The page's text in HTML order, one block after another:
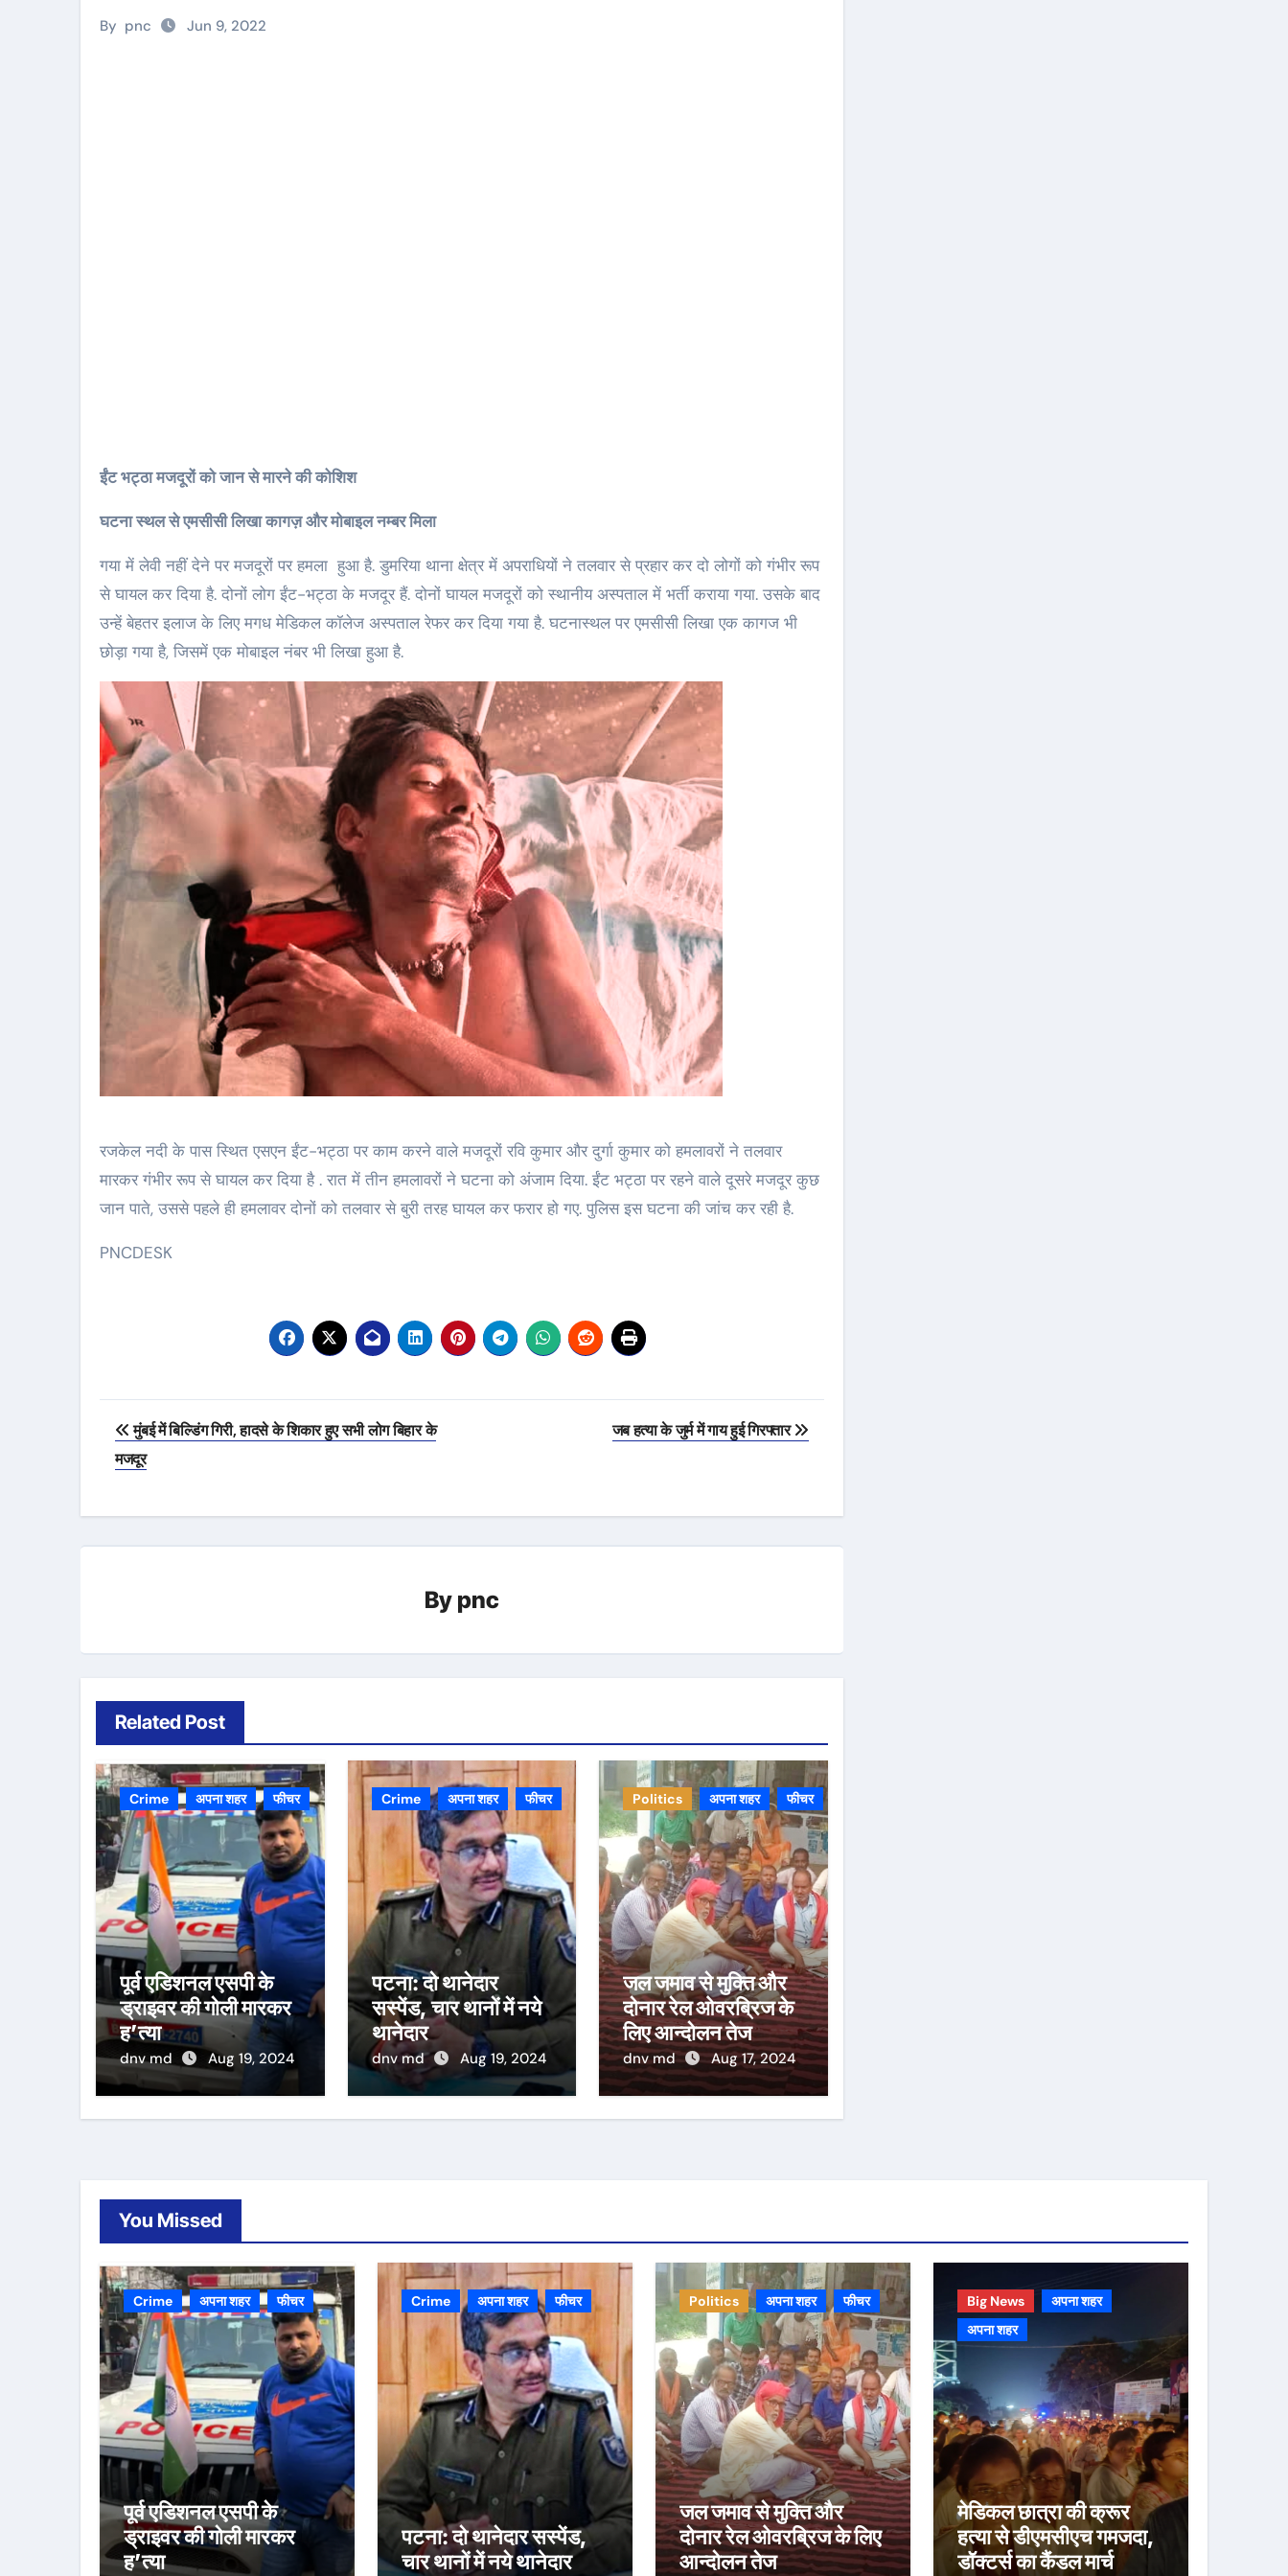
By pnc Jun 9, 2022
ईंट भट्ठा मजदूरों को जान से मारने की कोशिश
घटना स्थल से एमसीसी लिखा कागज़ और मोबाइल नम्बर मिला
गया में लेवी नहीं देने पर मजदूरों पर हमला हुआ है. डुमरिया थाना क्षेत्र में अपराधियों ने तलवार से प्रहार कर दो लोगों को गंभीर रूप
से घायल कर दिया है. दोनों लोग ईंट-भट्ठा के मजदूर हैं. दोनों घायल मजदूरों को स्थानीय अस्पताल में भर्ती कराया गया. उसके बाद
उन्हें बेहतर इलाज के लिए मगध मेडिकल कॉलेज अस्पताल रेफर कर दिया गया है. घटनास्थल पर एमसीसी लिखा एक कागज भी
छोड़ा गया है, जिसमें एक मोबाइल नंबर भी लिखा हुआ है.
रजकेल नदी के पास स्थित एसएन ईंट-भट्ठा पर काम करने वाले मजदूरों रवि कुमार और दुर्गा कुमार को हमलावरों ने तलवार
मारकर गंभीर रूप से घायल कर दिया है . रात में तीन हमलावरों ने घटना को अंजाम दिया. ईंट भट्ठा पर रहने वाले दूसरे मजदूर कुछ
जान पाते, उससे पहले ही हमलावर दोनों को तलवार से बुरी तरह घायल कर फरार हो गए. पुलिस इस घटना की जांच कर रही है.
PNCDESK
Post
navigation
मुंबई में बिल्डिंग गिरी, हादसे के शिकार हुए सभी लोग बिहार के
मजदूर
जब हत्या के जुर्म में गाय हुई गिरफ्तार
By pnc
Related Post
Crime अपना शहर फीचर
पूर्व एडिशनल एसपी के
ड्राइवर की गोली मारकर
ह’त्या
dnv md Aug 19, 2024
Crime अपना शहर फीचर
पटना: दो थानेदार
सस्पेंड, चार थानों में नये
थानेदार
dnv md Aug 19, 2024
Politics अपना शहर फीचर
जल जमाव से मुक्ति और
दोनार रेल ओवरब्रिज के
लिए आन्दोलन तेज
dnv md Aug 17, 2024
You Missed
Crime अपना शहर फीचर
पूर्व एडिशनल एसपी के
ड्राइवर की गोली मारकर
ह’त्या
Crime अपना शहर फीचर
पटना: दो थानेदार सस्पेंड,
चार थानों में नये थानेदार
Politics अपना शहर फीचर
जल जमाव से मुक्ति और
दोनार रेल ओवरब्रिज के लिए
आन्दोलन तेज
Big News
अपना शहर
अपना शहर
मेडिकल छात्रा की क्रूर
हत्या से डीएमसीएच गमजदा,
डॉक्टर्स का कैंडल मार्च